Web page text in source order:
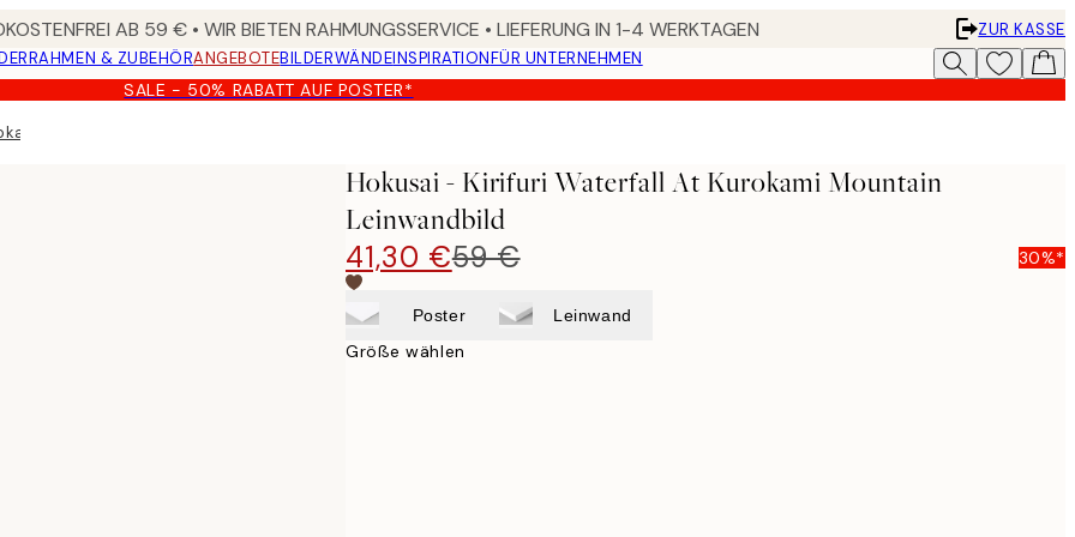
AB 59 € • WIR BIETEN RAHMUNGSSERVICE • LIEFERUNG IN 1-4 WERKTAGEN
ZUR KASSE
RAHMEN & ZUBEHÖRANGEBOTEBILDERWÄNDEINSPIRATIONFÜR UNTERNEHMEN
SALE - 50% RABATT AUF POSTER*
Mountain Leinwandbild
Hokusai - Kirifuri Waterfall At Kurokami Mountain
Leinwandbild
41,30 €59 € 30%*
Poster Leinwand
Größe wählen